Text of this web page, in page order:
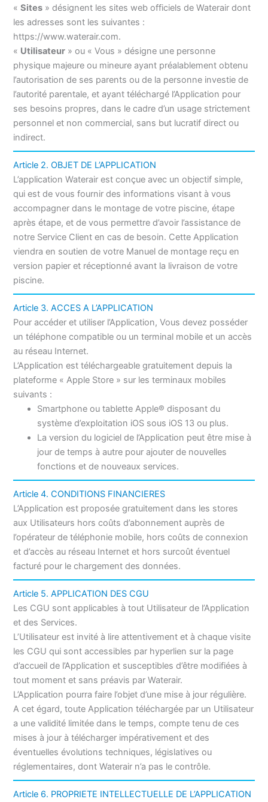
«Sites » désignent les sites web officiels de Waterair dont
les adresses sont les suivantes :
https://www.waterair.com.
« Utilisateur » ou « Vous » désigne une personne
physique majeure ou mineure ayant préalablement obtenu
l’autorisation de ses parents ou de la personne investie de
l’autorité parentale, et ayant téléchargé l’Application pour
ses besoins propres, dans le cadre d’un usage strictement
personnel et non commercial, sans but lucratif direct ou
indirect.
Article 2. OBJET DE L’APPLICATION
L’application Waterair est conçue avec un objectif simple,
qui est de vous fournir des informations visant à vous
accompagner dans le montage de votre piscine, étape
après étape, et de vous permettre d’avoir l’assistance de
notre Service Client en cas de besoin. Cette Application
viendra en soutien de votre Manuel de montage reçu en
version papier et réceptionné avant la livraison de votre
piscine.
Article 3. ACCES A L’APPLICATION
Pour accéder et utiliser l’Application, Vous devez posséder
un téléphone compatible ou un terminal mobile et un accès
au réseau Internet.
L’Application est téléchargeable gratuitement depuis la
plateforme « Apple Store » sur les terminaux mobiles
suivants :
Smartphone ou tablette Apple® disposant du
système d’exploitation iOS sous iOS 13 ou plus.
La version du logiciel de l’Application peut être mise à
jour de temps à autre pour ajouter de nouvelles
fonctions et de nouveaux services.
Article 4. CONDITIONS FINANCIERES
L’Application est proposée gratuitement dans les stores
aux Utilisateurs hors coûts d’abonnement auprès de
l’opérateur de téléphonie mobile, hors coûts de connexion
et d’accès au réseau Internet et hors surcoût éventuel
facturé pour le chargement des données.
Article 5. APPLICATION DES CGU
Les CGU sont applicables à tout Utilisateur de l’Application
et des Services.
L’Utilisateur est invité à lire attentivement et à chaque visite
les CGU qui sont accessibles par hyperlien sur la page
d’accueil de l’Application et susceptibles d’être modifiées à
tout moment et sans préavis par Waterair.
L’Application pourra faire l’objet d’une mise à jour régulière.
A cet égard, toute Application téléchargée par un Utilisateur
a une validité limitée dans le temps, compte tenu de ces
mises à jour à télécharger impérativement et des
éventuelles évolutions techniques, législatives ou
réglementaires, dont Waterair n’a pas le contrôle.
Article 6. PROPRIETE INTELLECTUELLE DE L’APPLICATION